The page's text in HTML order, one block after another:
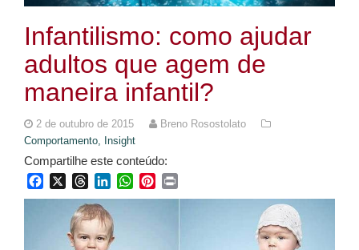
Infantilismo: como ajudar
adultos que agem de
maneira infantil?
2 de outubro de 2015
Breno Rosostolato
Comportamento, Insight
Compartilhe este conteúdo:
FacebookThreadsLinkedInWhatsApp
Pinterest